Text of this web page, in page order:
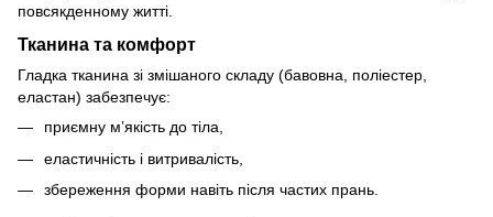
повсякденному житті.
Тканина та комфорт
Гладка тканина зі змішаного складу (бавовна, поліестер,
еластан) забезпечує:
приємну м’якість до тіла,
еластичність і витривалість,
збереження форми навіть після частих прань.